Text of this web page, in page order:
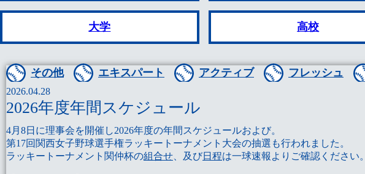
大学 高校
その他 エキスパート アクティブ フレッシュ
2026.04.28
2026年度年間スケジュール
4月8日に理事会を開催し2026年度の年間スケジュールおよび。
第17回関西女子野球選手権ラッキートーナメント大会の抽選も行われました。
ラッキートーナメント関仲杯の組合せ 、及び日程は一球速報よりご確認ください。